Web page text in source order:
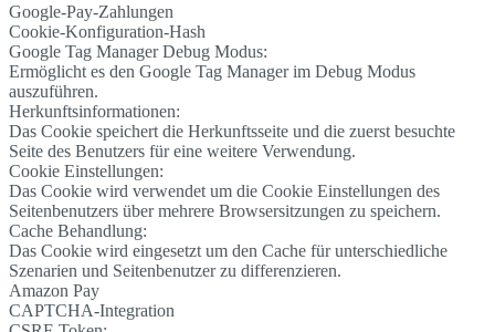
Google-Pay-Zahlungen
Cookie-Konfiguration-Hash
Google Tag Manager Debug Modus:
Ermöglicht es den Google Tag Manager im Debug Modus
auszuführen.
Herkunftsinformationen:
Das Cookie speichert die Herkunftsseite und die zuerst besuchte
Seite des Benutzers für eine weitere Verwendung.
Cookie Einstellungen:
Das Cookie wird verwendet um die Cookie Einstellungen des
Seitenbenutzers über mehrere Browsersitzungen zu speichern.
Cache Behandlung:
Das Cookie wird eingesetzt um den Cache für unterschiedliche
Szenarien und Seitenbenutzer zu differenzieren.
Amazon Pay
CAPTCHA-Integration